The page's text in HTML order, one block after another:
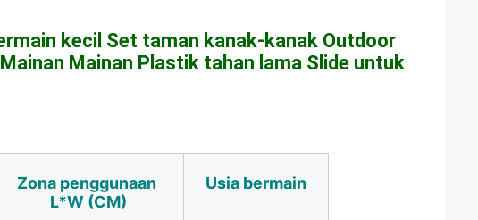
kecil Set taman kanak-kanak Outdoor
Mainan Plastik tahan lama Slide untuk
Zona penggunaan
L*W (CM)
Usia bermain